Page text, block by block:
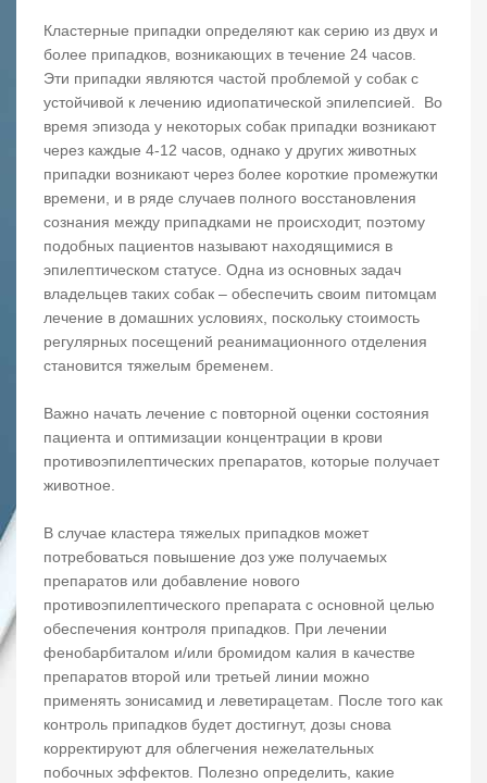
Кластерные припадки определяют как серию из двух и
более припадков, возникающих в течение 24 часов.
Эти припадки являются частой проблемой у собак с
устойчивой к лечению идиопатической эпилепсией. Во
время эпизода у некоторых собак припадки возникают
через каждые 4-12 часов, однако у других животных
припадки возникают через более короткие промежутки
времени, и в ряде случаев полного восстановления
сознания между припадками не происходит, поэтому
подобных пациентов называют находящимися в
эпилептическом статусе. Одна из основных задач
владельцев таких собак – обеспечить своим питомцам
лечение в домашних условиях, поскольку стоимость
регулярных посещений реанимационного отделения
становится тяжелым бременем.
Важно начать лечение с повторной оценки состояния
пациента и оптимизации концентрации в крови
противоэпилептических препаратов, которые получает
животное.
В случае кластера тяжелых припадков может
потребоваться повышение доз уже получаемых
препаратов или добавление нового
противоэпилептического препарата с основной целью
обеспечения контроля припадков. При лечении
фенобарбиталом и/или бромидом калия в качестве
препаратов второй или третьей линии можно
применять зонисамид и леветирацетам. После того как
контроль припадков будет достигнут, дозы снова
корректируют для облегчения нежелательных
побочных эффектов. Полезно определить, какие